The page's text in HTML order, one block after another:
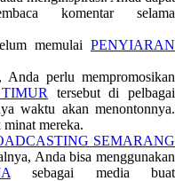
komentar selama
memulai PENYIARAN
perlu mempromosikan
tersebut di pelbagai
waktu akan menontonnya.
mereka.
SEMARANG
Anda bisa menggunakan
sebagai media buat